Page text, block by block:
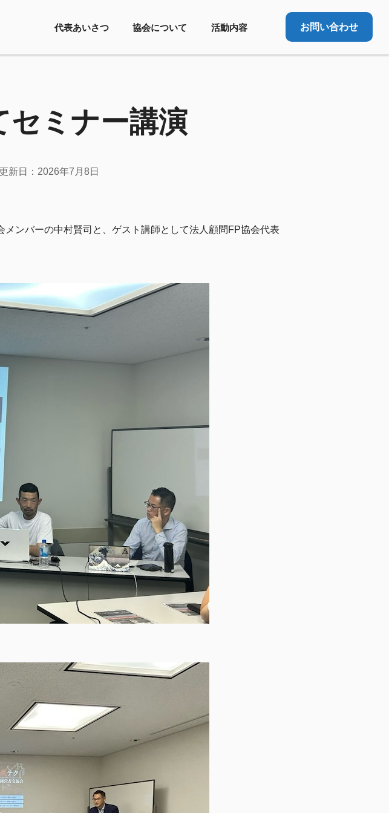
代表あいさつ 協会について 活動内容 お問い合わせ
セミナー講演
新日：2026年7月8日
ンバーの中村賢司と、ゲスト講師として法人顧問FP協会代表